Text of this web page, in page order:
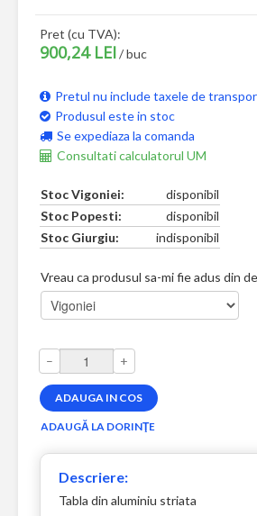
Pret (cu TVA):
900,24 LEI/ buc
Pretul nu include taxele de
Produsul este in stoc
Se expediaza la comanda
Consultati calculatorul UM
Stoc Vigoniei:
disponibil
Stoc Popesti:
disponibil
Stoc Giurgiu:
indisponibil
Vreau ca produsul sa-mi fie adus din
– +
Descriere:
Tabla din aluminiu striata